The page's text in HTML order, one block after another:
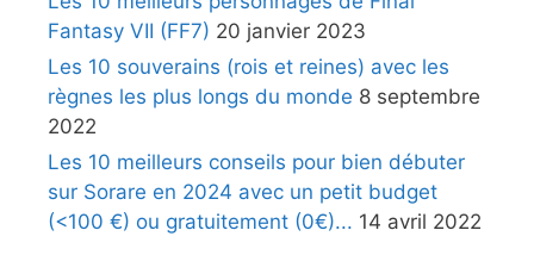
Fantasy VII (FF7) 20 janvier 2023
Les 10 souverains (rois et reines) avec les
règnes les plus longs du monde 8 septembre
2022
Les 10 meilleurs conseils pour bien débuter
sur Sorare en 2024 avec un petit budget
(<100 €) ou gratuitement (0€)... 14 avril 2022